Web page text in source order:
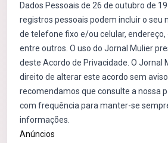
Dados Pessoais de 26 de outubro de
registros pessoais podem incluir o seu
de telefone fixo e/ou celular,
entre outros. O uso do Jornal Mulier
deste Acordo de Privacidade. O Jornal
direito de alterar este acordo sem
recomendamos que consulte a nossa
com frequência para manter-se
informações.
Anúncios